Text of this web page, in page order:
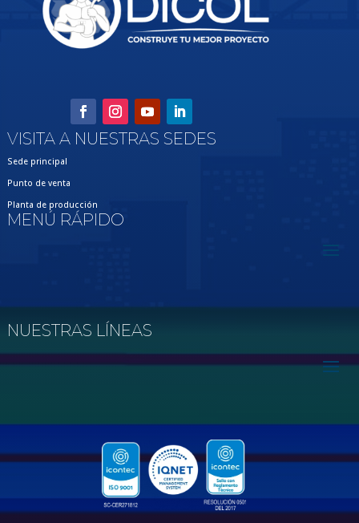
VISITA A NUESTRAS SEDES
Sede principal
Punto de venta
Planta de producción
MENÚ RÁPIDO
NUESTRAS LÍNEAS